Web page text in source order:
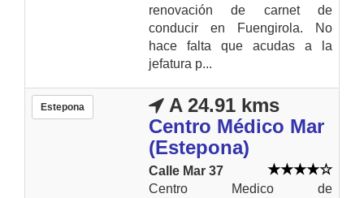
renovación de carnet de
conducir en Fuengirola. No
hace falta que acudas a la
jefatura p...
Estepona
A 24.91 kms
Centro Médico Mar
(Estepona)
Calle Mar 37
Centro Medico de